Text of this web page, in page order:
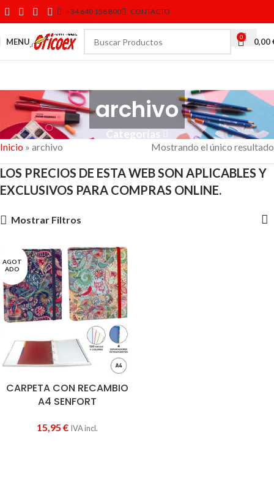
+34 640 158 800 CONTACTO
MENU 0 0,00
archivo
Categorías
Inicio » archivo Mostrando el único resultado
LOS PRECIOS DE ESTA WEB SON APLICABLES Y
EXCLUSIVOS PARA COMPRAS ONLINE.
Mostrar Filtros
AGOT
ADO
CARPETA CON RECAMBIO
A4 SENFORT
15,95 € IVA incl.